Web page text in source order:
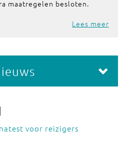
maatregelen besloten.
Lees meer
voor reizigers